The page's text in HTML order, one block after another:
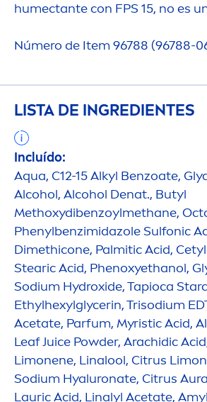
humectante con FPS 15, no es
Número de Item 96788 (96788-
LISTA DE INGREDIENTES
Incluído:
Aqua, C12-15 Alkyl Benzoate,
Alcohol, Alcohol Denat., Butyl
Methoxydibenzoylmethane,
Phenylbenzimidazole Sulfonic
Dimethicone, Palmitic Acid,
Stearic Acid, Phenoxyethanol,
Sodium Hydroxide, Tapioca
Ethylhexylglycerin, Trisodium
Acetate, Parfum, Myristic Acid,
Leaf Juice Powder, Arachidic
Limonene, Linalool, Citrus Limon
Sodium Hyaluronate, Citrus
Lauric Acid, Linalyl Acetate,